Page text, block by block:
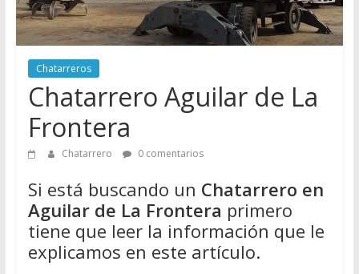
de
Chatarreros
para
vender
Chatarra
Chatarreros
Chatarrero Aguilar de La
Frontera
Chatarrero 0 comentarios
Si está buscando un Chatarrero en
Aguilar de La Frontera primero
tiene que leer la información que le
explicamos en este artículo.